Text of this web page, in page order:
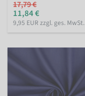
17,79 €
11,84 €
9,95 EUR zzgl. ges. MwSt.